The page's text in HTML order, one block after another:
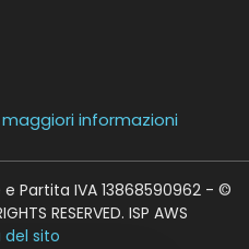
informazioni
Partita IVA 13868590962 - ©
RESERVED. ISP AWS
del sito